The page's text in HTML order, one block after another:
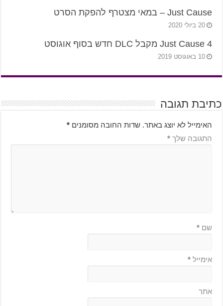
Just Cause – במאי מצטרף להפקת הסרט
20 ביולי 2020
Just Cause 4 מקבל DLC חדש בסוף אוגוסט
10 באוגוסט 2019
כתיבת תגובה
האימייל לא יוצג באתר. שדות החובה מסומנים *
התגובה שלך *
שם *
אימייל *
אתר